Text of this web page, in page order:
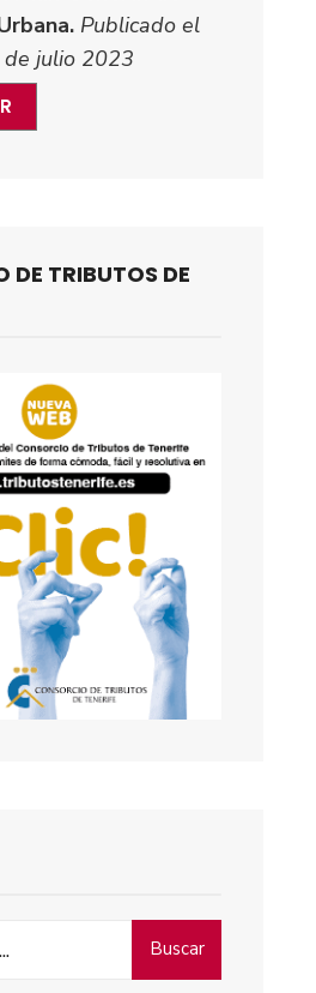
Publicado el
julio 2023
DE TRIBUTOS DE
Buscar